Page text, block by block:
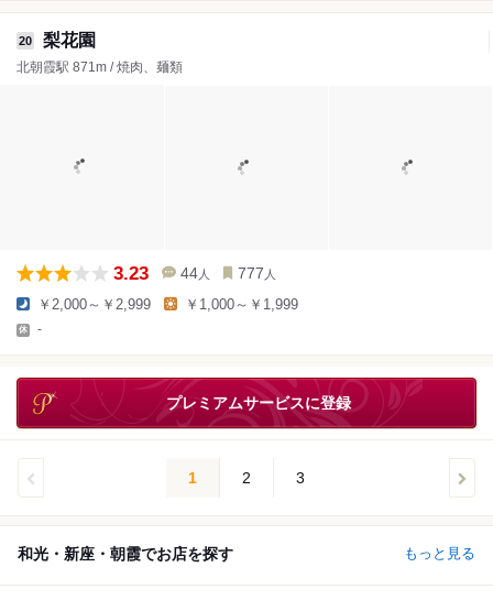
20 梨花園
北朝霞駅 871m / 焼肉、麺類
3.23 44 人 777 人
￥2,000～￥2,999 ￥1,000～￥1,999
-
プレミアムサービスに登録
1 2 3
和光・新座・朝霞でお店を探す もっと見る